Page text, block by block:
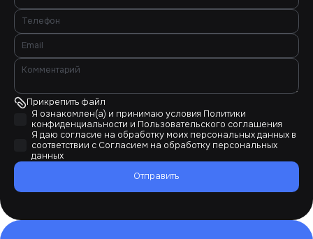
Прикрепить файл
Я ознакомлен(а) и принимаю условия Политики
конфиденциальности и Пользовательского соглашения
Я даю согласие на обработку моих персональных данных в
соответствии с Согласием на обработку персональных
данных
Отправить